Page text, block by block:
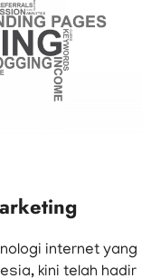
internet yang
kini telah hadir